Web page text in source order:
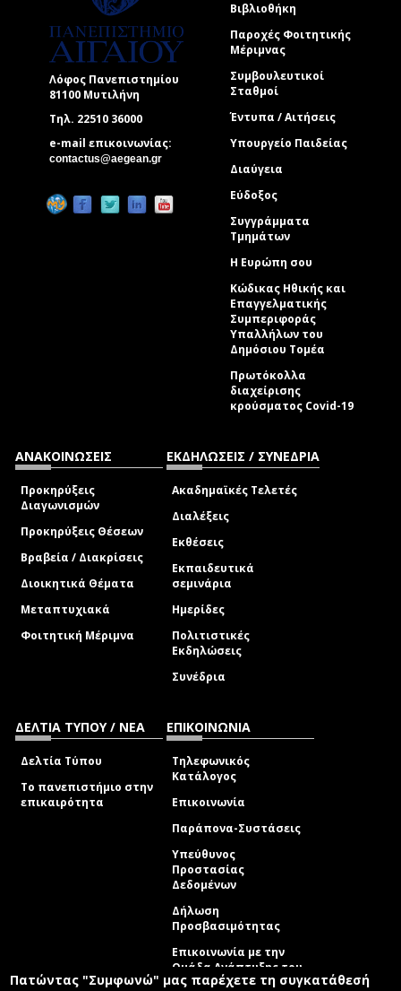
Λόφος Πανεπιστημίου
81100 Μυτιλήνη
Τηλ. 22510 36000
e-mail επικοινωνίας:
contactus@aegean.gr
Βιβλιοθήκη
Παροχές Φοιτητικής
Μέριμνας
Συμβουλευτικοί
Σταθμοί
Έντυπα / Αιτήσεις
Υπουργείο Παιδείας
Διαύγεια
Εύδοξος
Συγγράμματα
Τμημάτων
Η Ευρώπη σου
Κώδικας Ηθικής και
Επαγγελματικής
Συμπεριφοράς
Υπαλλήλων του
Δημόσιου Τομέα
Πρωτόκολλα
διαχείρισης
κρούσματος Covid-19
ΑΝΑΚΟΙΝΩΣΕΙΣ
Προκηρύξεις
Διαγωνισμών
Προκηρύξεις Θέσεων
Βραβεία / Διακρίσεις
Διοικητικά Θέματα
Μεταπτυχιακά
Φοιτητική Μέριμνα
ΕΚΔΗΛΩΣΕΙΣ / ΣΥΝΕΔΡΙΑ
Ακαδημαϊκές Τελετές
Διαλέξεις
Εκθέσεις
Εκπαιδευτικά
σεμινάρια
Ημερίδες
Πολιτιστικές
Εκδηλώσεις
Συνέδρια
ΔΕΛΤΙΑ ΤΥΠΟΥ / ΝΕΑ
Δελτία Τύπου
Το πανεπιστήμιο στην
επικαιρότητα
ΕΠΙΚΟΙΝΩΝΙΑ
Τηλεφωνικός
Κατάλογος
Επικοινωνία
Παράπονα-Συστάσεις
Υπεύθυνος
Προστασίας
Δεδομένων
Δήλωση
Προσβασιμότητας
Επικοινωνία με την
Ομάδα Ανάπτυξης του
site(link sends e-mail)
Πατώντας "Συμφωνώ" μας παρέχετε τη συγκατάθεσή